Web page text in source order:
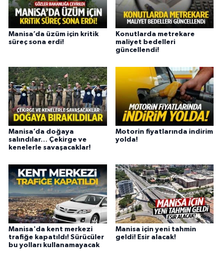
Manisa’da üzüm için kritik
süreç sona erdi!
Konutlarda metrekare
maliyet bedelleri
güncellendi!
Manisa’da doğaya
salındılar… Çekirge ve
kenelerle savaşacaklar!
Motorin fiyatlarında indirim
yolda!
Manisa'da kent merkezi
trafiğe kapatıldı! Sürücüler
bu yolları kullanamayacak
Manisa için yeni tahmin
geldi! Esir alacak!